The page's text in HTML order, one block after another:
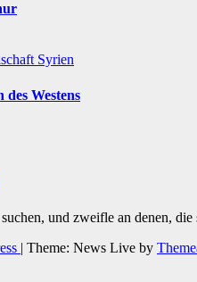
Syrien
Westens
und zweifle an denen,
| Theme: News Live by